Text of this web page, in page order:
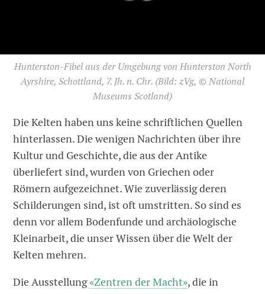
Hunterston-Fibel aus der Umgebung von Hunterston North
Ayrshire, Schottland, 7. Jh. n. Chr. (Bild: zVg, © National
Museums Scotland)
Die Kelten haben uns keine schriftlichen Quellen
hinterlassen. Die wenigen Nachrichten über ihre
Kultur und Geschichte, die aus der Antike
überliefert sind, wurden von Griechen oder
Römern aufgezeichnet. Wie zuverlässig deren
Schilderungen sind, ist oft umstritten. So sind es
denn vor allem Bodenfunde und archäologische
Kleinarbeit, die unser Wissen über die Welt der
Kelten mehren.
Die Ausstellung«Zentren der Macht», die in